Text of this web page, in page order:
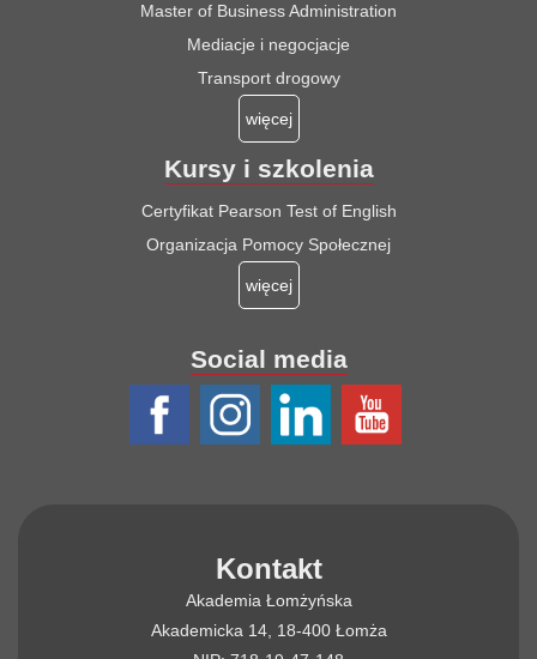
Master of Business Administration
Mediacje i negocjacje
Transport drogowy
więcej
Kursy i szkolenia
Certyfikat Pearson Test of English
Organizacja Pomocy Społecznej
więcej
Social media
Kontakt
Akademia Łomżyńska
Akademicka 14, 18-400 Łomża